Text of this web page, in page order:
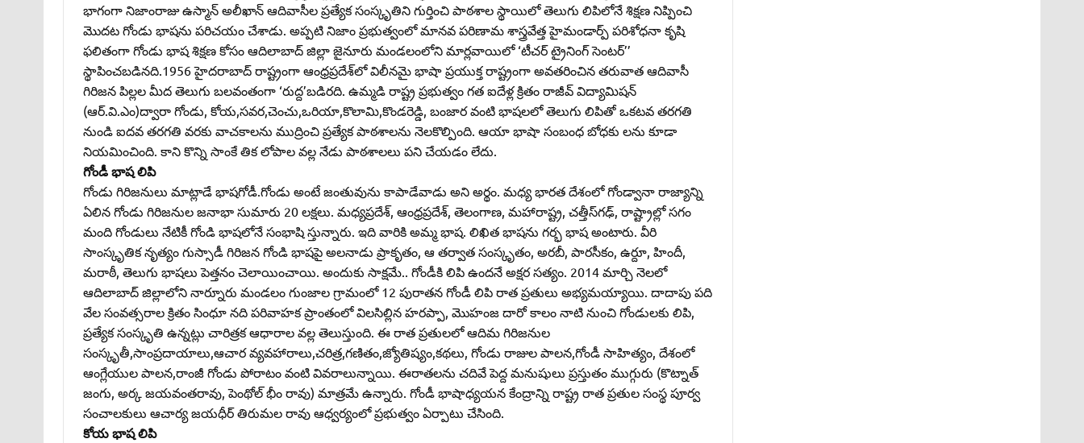
భాగంగా నిజాంరాజు ఉస్మాన్‌ అలీఖాన్‌ ఆదివాసీల ప్రత్యేక సంస్కృతిని గుర్తించి పాఠశాల స్థాయిలో తెలుగు లిపిలోనే శిక్షణ నిప్పించి
మొదట గోండు భాషను పరిచయం చేశాడు. అప్పటి నిజాం ప్రభుత్వంలో మానవ పరిణామ శాస్త్రవేత్త హైమండార్ప్‌ పరిశోధనా కృషి
ఫలితంగా గోండు భాష శిక్షణ కోసం ఆదిలాబాద్‌ జిల్లా జైనూరు మండలంలోని మార్లవాయిలో ‘టీచర్‌ ట్రైనింగ్‌ సెంటర్‌’’
స్థాపించబడినది.1956 హైదరాబాద్‌ రాష్ట్రంగా ఆంధ్రప్రదేశ్‌లో విలీనమై భాషా ప్రయుక్త రాష్ట్రంగా అవతరించిన తరువాత ఆదివాసీ
గిరిజన పిల్లల మీద తెలుగు బలవంతంగా ‘రుద్ద’బడిరది. ఉమ్మడి రాష్ట్ర ప్రభుత్వం గత ఐదేళ్ల క్రితం రాజీవ్‌ విద్యామిషన్‌
(ఆర్‌.వి.ఎం)ద్వారా గోండు, కోయ,సవర,చెంచు,ఒరియా,కొలామి,కొండరెడ్డి, బంజార వంటి భాషలలో తెలుగు లిపితో ఒకటవ తరగతి
నుండి ఐదవ తరగతి వరకు వాచకాలను ముద్రించి ప్రత్యేక పాఠశాలను నెలకొల్పింది. ఆయా భాషా సంబంధ బోధకు లను కూడా
నియమించింది. కాని కొన్ని సాంకే తిక లోపాల వల్ల నేడు పాఠశాలలు పని చేయడం లేదు.
గోండీ భాష లిపి
గోండు గిరిజనులు మాట్లాడే భాషగోడీ.గోండు అంటే జంతువును కాపాడేవాడు అని అర్థం. మధ్య భారత దేశంలో గోండ్వానా రాజ్యాన్ని
ఏలిన గోండు గిరిజనుల జనాభా సుమారు 20 లక్షలు. మధ్యప్రదేశ్‌, ఆంధ్రప్రదేశ్‌, తెలంగాణ, మహారాష్ట్ర, చత్తీస్‌గఢ్‌, రాష్ట్రాల్లో సగం
మంది గోండులు నేటికీ గోండి భాషలోనే సంభాషి స్తున్నారు. ఇది వారికి అమ్మ భాష. లిఖిత భాషను గర్భ భాష అంటారు. వీరి
సాంస్కృతిక నృత్యం గుస్సాడీ గిరిజన గోండి భాషపై అలనాడు ప్రాకృతం, ఆ తర్వాత సంస్కృతం, అరబీ, పారసీకం, ఉర్దూ, హిందీ,
మరాఠీ, తెలుగు భాషలు పెత్తనం చెలాయించాయి. అందుకు సాక్షమే.. గోండీకి లిపి ఉందనే అక్షర సత్యం. 2014 మార్చి నెలలో
ఆదిలాబాద్‌ జిల్లాలోని నార్నూరు మండలం గుంజాల గ్రామంలో 12 పురాతన గోండీ లిపి రాత ప్రతులు అభ్యమయ్యాయి. దాదాపు పది
వేల సంవత్సరాల క్రితం సింధూ నది పరివాహక ప్రాంతంలో విలసిల్లిన హరప్పా, మొహంజ దారో కాలం నాటి నుంచి గోండులకు లిపి,
ప్రత్యేక సంస్కృతి ఉన్నట్లు చారిత్రక ఆధారాల వల్ల తెలుస్తుంది. ఈ రాత ప్రతులలో ఆదిమ గిరిజనుల
సంస్కృతీ,సాంప్రదాయాలు,ఆచార వ్యవహారాలు,చరిత్ర,గణితం,జ్యోతిష్యం,కథలు, గోండు రాజుల పాలన,గోండీ సాహిత్యం, దేశంలో
ఆంగ్లేయుల పాలన,రాంజీ గోండు పోరాటం వంటి వివరాలున్నాయి. ఈరాతలను చదివే పెద్ద మనుషులు ప్రస్తుతం ముగ్గురు (కొట్నాత్‌
జంగు, అర్క జయవంతరావు, పెంథోల్‌ భీం రావు) మాత్రమే ఉన్నారు. గోండీ భాషాధ్యయన కేంద్రాన్ని రాష్ట్ర రాత ప్రతుల సంస్థ పూర్వ
సంచాలకులు ఆచార్య జయధీర్‌ తిరుమల రావు ఆధ్వర్యంలో ప్రభుత్వం ఏర్పాటు చేసింది.
కోయ భాష లిపి